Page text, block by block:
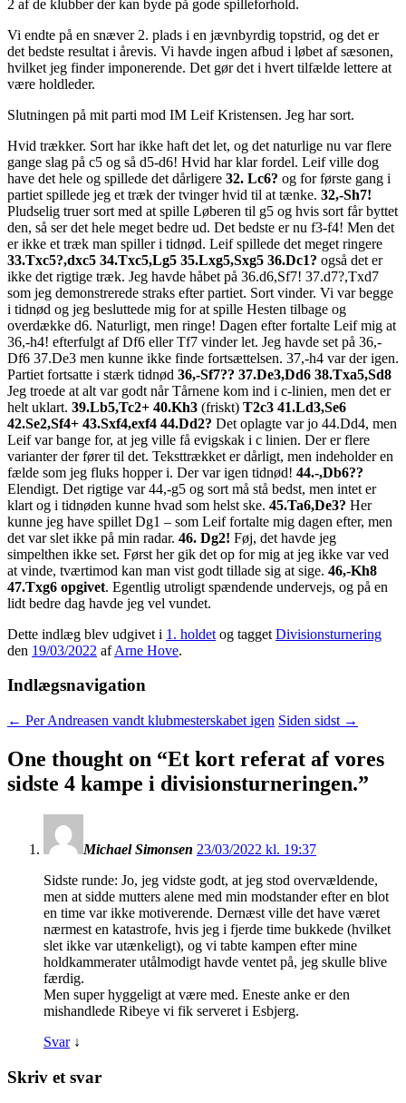
2 af de klubber der kan byde på gode spilleforhold.
Vi endte på en snæver 2. plads i en jævnbyrdig topstrid, og det er
det bedste resultat i årevis. Vi havde ingen afbud i løbet af sæsonen,
hvilket jeg finder imponerende. Det gør det i hvert tilfælde lettere at
være holdleder.
Slutningen på mit parti mod IM Leif Kristensen. Jeg har sort.
Hvid trækker. Sort har ikke haft det let, og det naturlige nu var flere
gange slag på c5 og så d5-d6! Hvid har klar fordel. Leif ville dog
have det hele og spillede det dårligere 32. Lc6? og for første gang i
partiet spillede jeg et træk der tvinger hvid til at tænke. 32,-Sh7!
Pludselig truer sort med at spille Løberen til g5 og hvis sort får byttet
den, så ser det hele meget bedre ud. Det bedste er nu f3-f4! Men det
er ikke et træk man spiller i tidnød. Leif spillede det meget ringere
33.Txc5?,dxc5 34.Txc5,Lg5 35.Lxg5,Sxg5 36.Dc1? også det er
ikke det rigtige træk. Jeg havde håbet på 36.d6,Sf7! 37.d7?,Txd7
som jeg demonstrerede straks efter partiet. Sort vinder. Vi var begge
i tidnød og jeg besluttede mig for at spille Hesten tilbage og
overdække d6. Naturligt, men ringe! Dagen efter fortalte Leif mig at
36,-h4! efterfulgt af Df6 eller Tf7 vinder let. Jeg havde set på 36,-
Df6 37.De3 men kunne ikke finde fortsættelsen. 37,-h4 var der igen.
Partiet fortsatte i stærk tidnød 36,-Sf7?? 37.De3,Dd6 38.Txa5,Sd8
Jeg troede at alt var godt når Tårnene kom ind i c-linien, men det er
helt uklart. 39.Lb5,Tc2+ 40.Kh3 (friskt) T2c3 41.Ld3,Se6
42.Se2,Sf4+ 43.Sxf4,exf4 44.Dd2? Det oplagte var jo 44.Dd4, men
Leif var bange for, at jeg ville få evigskak i c linien. Der er flere
varianter der fører til det. Teksttrækket er dårligt, men indeholder en
fælde som jeg fluks hopper i. Der var igen tidnød! 44.-,Db6??
Elendigt. Det rigtige var 44,-g5 og sort må stå bedst, men intet er
klart og i tidnøden kunne hvad som helst ske. 45.Ta6,De3? Her
kunne jeg have spillet Dg1 – som Leif fortalte mig dagen efter, men
det var slet ikke på min radar. 46. Dg2! Føj, det havde jeg
simpelthen ikke set. Først her gik det op for mig at jeg ikke var ved
at vinde, tværtimod kan man vist godt tillade sig at sige. 46,-Kh8
47.Txg6 opgivet. Egentlig utroligt spændende undervejs, og på en
lidt bedre dag havde jeg vel vundet.
Dette indlæg blev udgivet i 1. holdet og tagget Divisionsturnering
den 19/03/2022 afArne Hove.
Indlægsnavigation
← Per Andreasen vandt klubmesterskabet igen Siden sidst →
One thought on “Et kort referat af vores
sidste 4 kampe i divisionsturneringen.”
Michael Simonsen 23/03/2022 kl. 19:37
Sidste runde: Jo, jeg vidste godt, at jeg stod overvældende,
men at sidde mutters alene med min modstander efter en blot
en time var ikke motiverende. Dernæst ville det have været
nærmest en katastrofe, hvis jeg i fjerde time bukkede (hvilket
slet ikke var utænkeligt), og vi tabte kampen efter mine
holdkammerater utålmodigt havde ventet på, jeg skulle blive
færdig.
Men super hyggeligt at være med. Eneste anke er den
mishandlede Ribeye vi fik serveret i Esbjerg.
Svar ↓
Skriv et svar